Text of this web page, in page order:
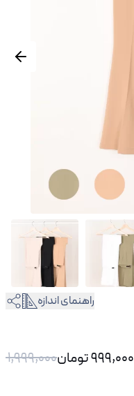
راهنمای اندازه
999,000تومان1,999,000